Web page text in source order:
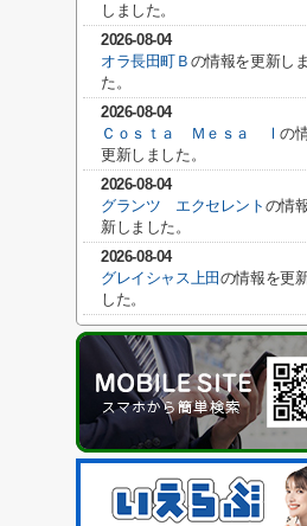
しました。
2026-08-04
オラ長田町Ｂ の情報を更新し
た。
2026-08-04
Ｃｏｓｔａ Ｍｅｓａ Ⅰの
更新しました。
2026-08-04
グランツ エクセレント の情
新しました。
2026-08-04
グレイシャス上田 の情報を更
した。